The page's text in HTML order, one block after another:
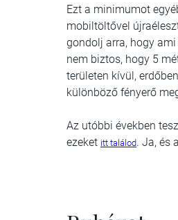
Ezt a minimumot
mobiltöltővel
gondolj arra, hogy
nem biztos, hogy 5
területen kívül,
különböző fényerő
Az utóbbi években
ezeket itt találod. Ja, és